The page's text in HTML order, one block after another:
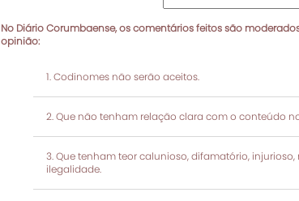
No Diário Corumbaense, os comentários feitos são
opinião:
Codinomes não serão aceitos.
Que não tenham relação clara com o conteúdo
Que tenham teor calunioso, difamatório,
ilegalidade.